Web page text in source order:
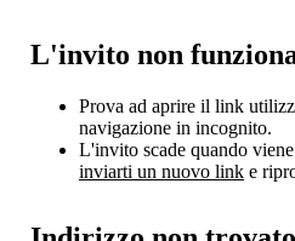
L'invito non
Prova ad aprire il link
navigazione in incognito.
L'invito scade quando
inviarti un nuovo link e